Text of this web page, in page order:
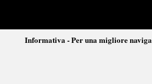
Informativa - Per una migliore